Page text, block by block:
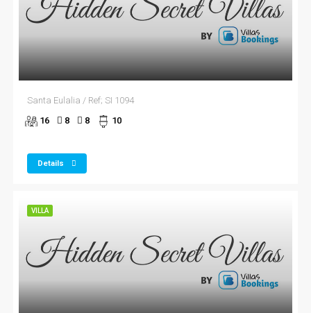
Santa Eulalia / Ref; SI 1094
16
8 8 10
Details
VILLA